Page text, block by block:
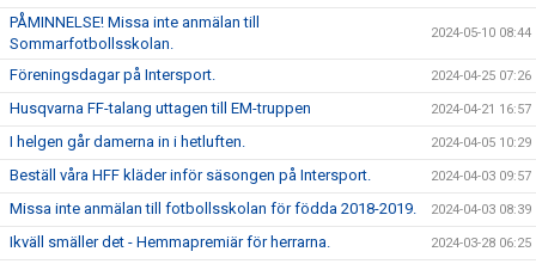
PÅMINNELSE! Missa inte anmälan till
Sommarfotbollsskolan.
2024-05-10 08:44
Föreningsdagar på Intersport. 2024-04-25 07:26
Husqvarna FF-talang uttagen till EM-truppen 2024-04-21 16:57
I helgen går damerna in i hetluften. 2024-04-05 10:29
Beställ våra HFF kläder inför säsongen på Intersport. 2024-04-03 09:57
Missa inte anmälan till fotbollsskolan för födda 2018-2019. 2024-04-03 08:39
Ikväll smäller det - Hemmapremiär för herrarna. 2024-03-28 06:25